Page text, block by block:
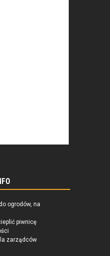
ogrodów, na
piwnicę
zarządców